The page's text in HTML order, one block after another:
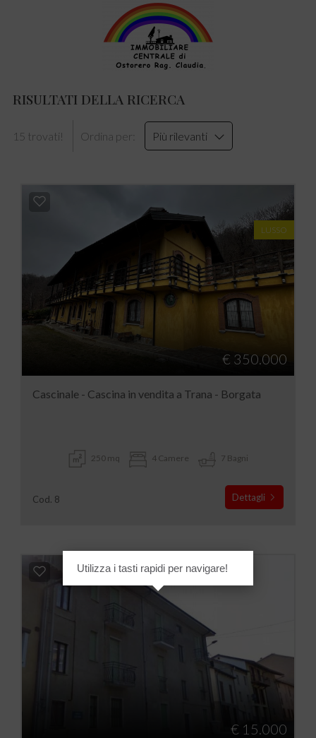
RISULTATI DELLA RICERCA
15 trovati! Ordina per: Più rilevanti
LUSSO
€ 350.000
Cascinale - Cascina in vendita a Trana - Borgata
250 mq 4 Camere 7 Bagni
Cod. 8 Dettagli
€ 15.000
Utilizza i tasti rapidi per navigare!